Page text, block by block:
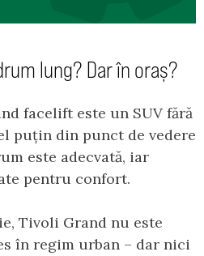
lung? Dar în oraș?
facelift este un SUV fără
puțin din punct de vedere
este adecvată, iar
pentru confort.
Tivoli Grand nu este
în regim urban – dar nici